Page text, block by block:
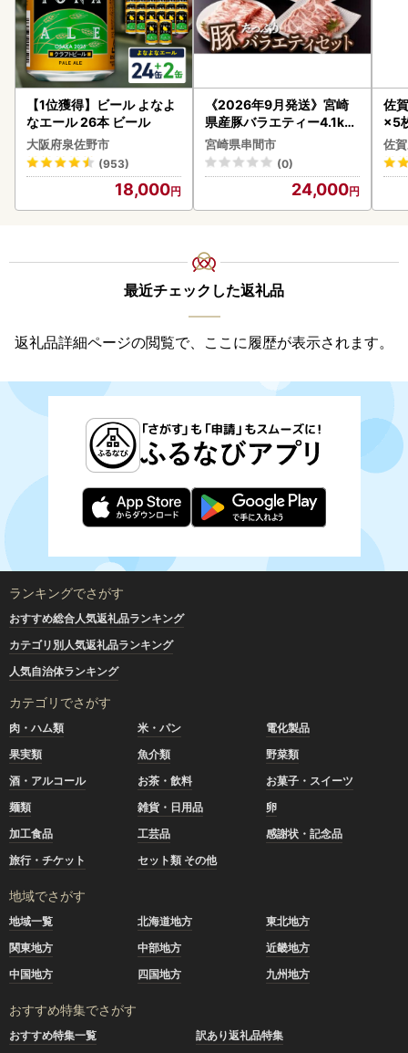
【1位獲得】ビール よなよ
なエール 26本 ビール
大阪府泉佐野市
(953)
18,000
《2026年9月発送》宮崎
県産豚バラエティー4.1kg
セット_K033-057-2609
宮崎県串間市
(0)
24,000
佐
×5
佐
最近チェックした返礼品
返礼品詳細ページの閲覧で、ここに履歴が表示されます。
ランキングでさがす
おすすめ総合人気返礼品ランキング
カテゴリ別人気返礼品ランキング
人気自治体ランキング
カテゴリでさがす
肉・ハム類 米・パン
電化製品
果実類
魚介類
野菜類
酒・アルコール
お茶・飲料
お菓子・スイーツ
麺類
雑貨・日用品
卵
加工食品
工芸品
感謝状・記念品
旅行・チケット
セット類 その他
地域でさがす
地域一覧 北海道地方
東北地方
関東地方
中部地方
近畿地方
中国地方
四国地方 九州地方
おすすめ特集でさがす
おすすめ特集一覧
訳あり返礼品特集